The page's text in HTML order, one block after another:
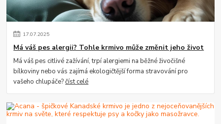
17.07.2025
Má váš pes alergii? Tohle krmivo může změnit jeho život
Má váš pes citlivé zažívání, trpí alergiemi na běžné živočišné
bílkoviny nebo vás zajímá ekologičtější forma stravování pro
vašeho chlupáče?číst celé